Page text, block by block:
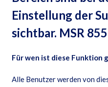
Einstellung der
sichtbar. MSR
Für wen ist diese Funktion
Alle Benutzer werden von